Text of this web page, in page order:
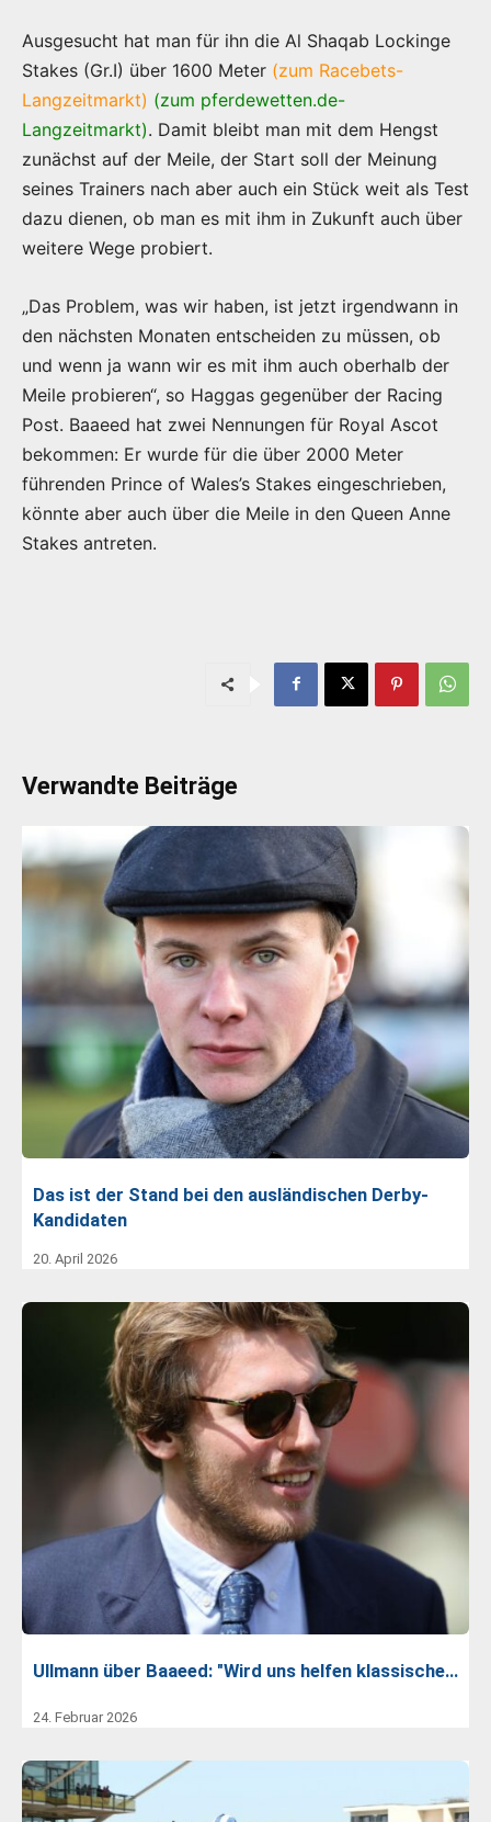
Ausgesucht hat man für ihn die Al Shaqab Lockinge
Stakes (Gr.I) über 1600 Meter (zum Racebets-
Langzeitmarkt) (zum pferdewetten.de-
Langzeitmarkt). Damit bleibt man mit dem Hengst
zunächst auf der Meile, der Start soll der Meinung
seines Trainers nach aber auch ein Stück weit als Test
dazu dienen, ob man es mit ihm in Zukunft auch über
weitere Wege probiert.
„Das Problem, was wir haben, ist jetzt irgendwann in
den nächsten Monaten entscheiden zu müssen, ob
und wenn ja wann wir es mit ihm auch oberhalb der
Meile probieren“, so Haggas gegenüber der Racing
Post. Baaeed hat zwei Nennungen für Royal Ascot
bekommen: Er wurde für die über 2000 Meter
führenden Prince of Wales’s Stakes eingeschrieben,
könnte aber auch über die Meile in den Queen Anne
Stakes antreten.
Verwandte Beiträge
Das ist der Stand bei den ausländischen Derby-
Kandidaten
20. April 2026
Ullmann über Baaeed: "Wird uns helfen klassische…
24. Februar 2026